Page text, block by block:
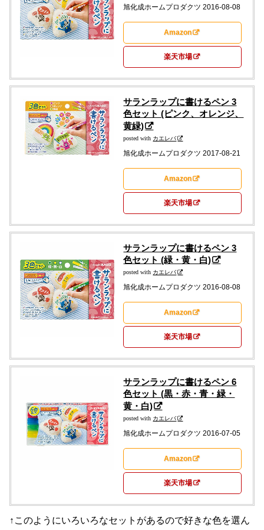
旭化成ホームプロダクツ 2016-08-08
Amazon
楽天市場
サランラップに書けるペン 3
色セット (ピンク、オレンジ、
黄緑)
posted with カエレバ
旭化成ホームプロダクツ 2017-08-21
Amazon
楽天市場
サランラップに書けるペン 3
色セット (緑・黄・白)
posted with カエレバ
旭化成ホームプロダクツ 2016-08-08
Amazon
楽天市場
サランラップに書けるペン 6
色セット (黒・赤・青・緑・
黄・白)
posted with カエレバ
旭化成ホームプロダクツ 2016-07-05
Amazon
楽天市場
↑このようにいろいろなセットがあるので好きな色を選ん